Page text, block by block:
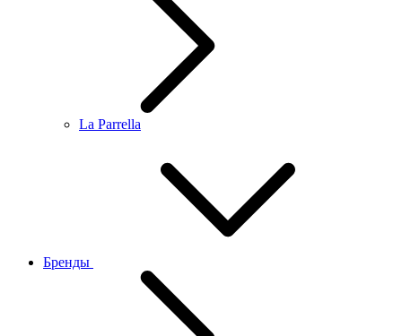
La Parrella
Бренды